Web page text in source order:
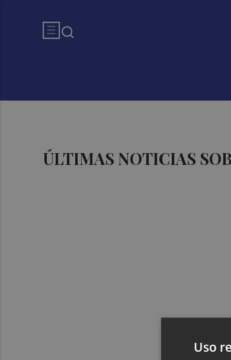
ÚLTIMAS NOTICIAS
Uso